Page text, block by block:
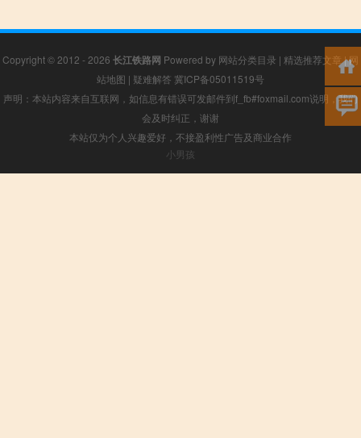
Copyright © 2012 - 2026 长江铁路网 Powered by 网站分类目录 | 精选推荐文章 |网
站地图 | 疑难解答 冀ICP备05011519号
声明：本站内容来自互联网，如信息有错误可发邮件到f_fb#foxmail.com说明，我们
会及时纠正，谢谢
本站仅为个人兴趣爱好，不接盈利性广告及商业合作
小男孩